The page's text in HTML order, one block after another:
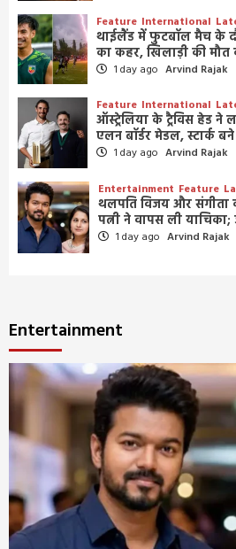
Feature International
थाईलैंड में फुटबॉल मैच के
का कहर, खिलाड़ी की
1 day ago Arvind Rajak
Feature International
ऑस्ट्रेलिया के ट्रैविस हेड ने
एलन बॉर्डर मेडल, स्टार्क
1 day ago Arvind Rajak
Entertainment Feature
थलपति विजय और
पत्नी ने वापस ली
1 day ago Arvind Rajak
Entertainment